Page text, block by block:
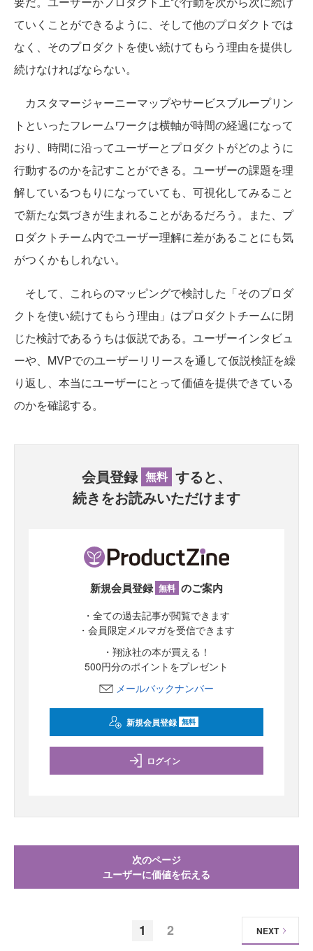
ていくことができるように、そして他のプロダクトでは
なく、そのプロダクトを使い続けてもらう理由を提供し
続けなければならない。
カスタマージャーニーマップやサービスブループリン
トといったフレームワークは横軸が時間の経過になって
おり、時間に沿ってユーザーとプロダクトがどのように
行動するのかを記すことができる。ユーザーの課題を理
解しているつもりになっていても、可視化してみること
で新たな気づきが生まれることがあるだろう。また、プ
ロダクトチーム内でユーザー理解に差があることにも気
がつくかもしれない。
そして、これらのマッピングで検討した「そのプロダ
クトを使い続けてもらう理由」はプロダクトチームに閉
じた検討であるうちは仮説である。ユーザーインタビュ
ーや、MVPでのユーザーリリースを通して仮説検証を繰
り返し、本当にユーザーにとって価値を提供できている
のかを確認する。
会員登録 無料 すると、
続きをお読みいただけます
新規会員登録 無料 のご案内
・全ての過去記事が閲覧できます
・会員限定メルマガを受信できます
・翔泳社の本が買える！
500円分のポイントをプレゼント
メールバックナンバー
新規会員登録 無料
ログイン
次のページ
ユーザーに価値を伝える
1 2 NEXT